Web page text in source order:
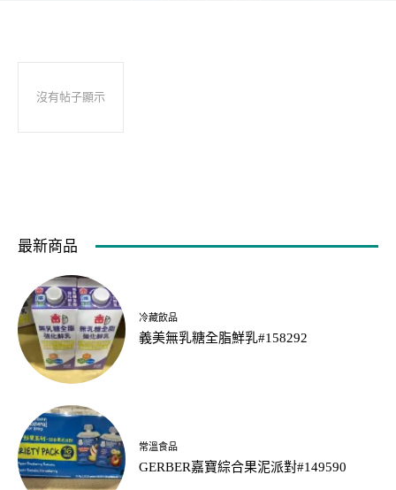
沒有帖子顯示
最新商品
冷藏飲品
義美無乳糖全脂鮮乳#158292
常溫食品
GERBER嘉寶綜合果泥派對#149590